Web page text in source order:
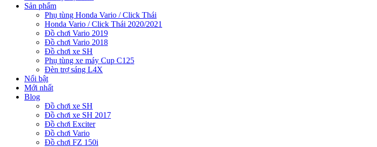
Sản phẩm
Phụ tùng Honda Vario / Click Thái
Honda Vario / Click Thái 2020/2021
Đồ chơi Vario 2019
Đồ chơi Vario 2018
Đồ chơi xe SH
Phụ tùng xe máy Cup C125
Đèn trợ sáng L4X
Nổi bật
Mới nhất
Blog
Đồ chơi xe SH
Đồ chơi xe SH 2017
Đồ chơi Exciter
Đồ chơi Vario
Đồ chơi FZ 150i